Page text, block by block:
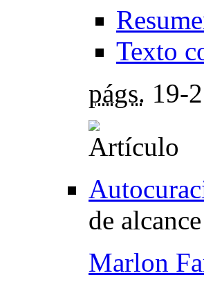
Texto
págs. 19-
de alcance
Marlon